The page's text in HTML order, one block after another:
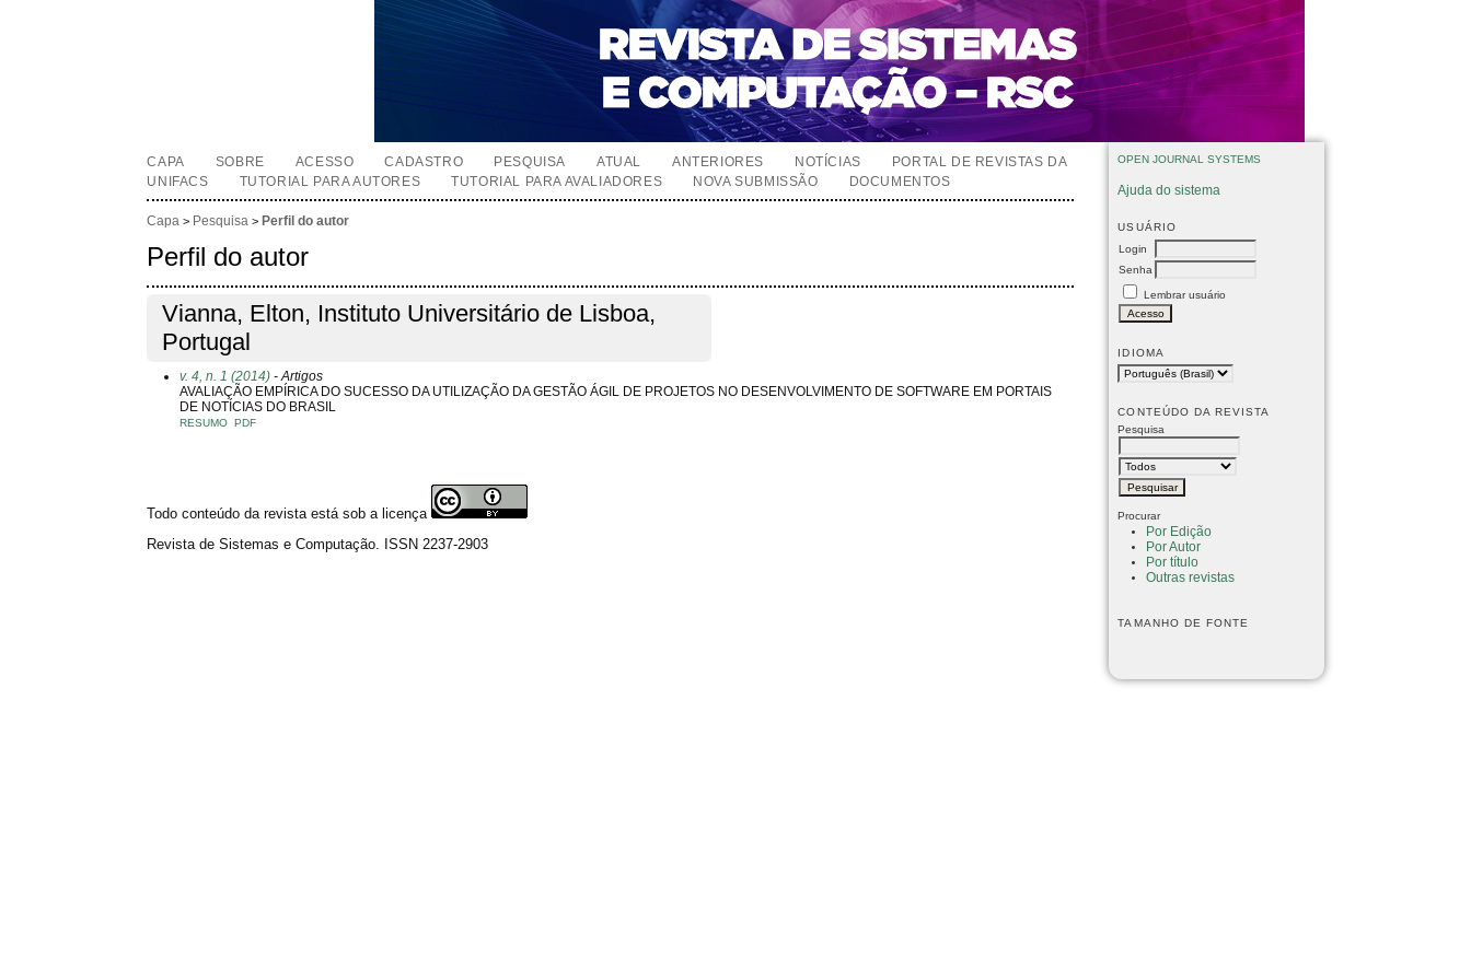
OPEN JOURNAL SYSTEMS
Ajuda do sistema
USUÁRIO
Login
Senha
Lembrar usuário
IDIOMA
CONTEÚDO DA REVISTA
Pesquisa
Procurar
Por Edição
Por Autor
Por título
Outras revistas
TAMANHO DE FONTE
CAPA SOBRE ACESSO CADASTRO PESQUISA ATUAL ANTERIORES NOTÍCIAS
PORTAL DE REVISTAS DA
UNIFACS
TUTORIAL PARA AUTORES TUTORIAL PARA AVALIADORES NOVA SUBMISSÃO DOCUMENTOS
Capa > Pesquisa > Perfil do autor
Perfil do autor
Vianna, Elton, Instituto Universitário de Lisboa,
Portugal
v. 4, n. 1 (2014) - Artigos
AVALIAÇÃO EMPÍRICA DO SUCESSO DA UTILIZAÇÃO DA GESTÃO ÁGIL DE PROJETOS NO DESENVOLVIMENTO DE SOFTWARE EM PORTAIS
DE NOTÍCIAS DO BRASIL
RESUMO PDF
Todo conteúdo da revista está sob a licença
Revista de Sistemas e Computação. ISSN 2237-2903